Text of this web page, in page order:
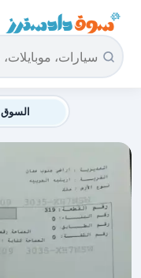
سوق دادسترز الرئيسية
السوق